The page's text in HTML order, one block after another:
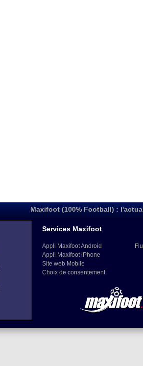
Maxifoot (100% Football) :
Services Maxifoot
Appli Maxifoot Android
Appli Maxifoot iPhone
Site web Mobile
Choix de consentement